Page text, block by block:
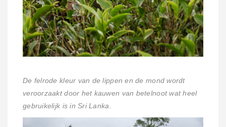
De felrode kleur van de lippen en de mond wordt
veroorzaakt door het kauwen van betelnoot wat heel
gebruikelijk is in Sri Lanka.